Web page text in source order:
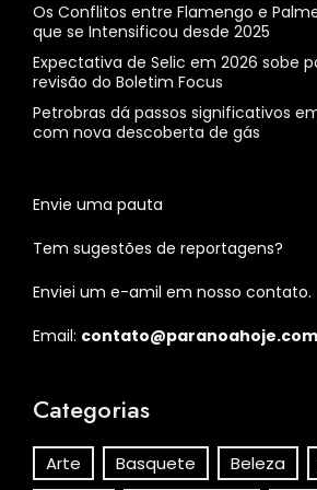
Os Conflitos entre Flamengo e
que se Intensificou desde 2025
Expectativa de Selic em 2026 sobe
revisão do Boletim Focus
Petrobras dá passos significativos
com nova descoberta de gás
Envie uma pauta
Tem sugestões de reportagens?
Enviei um e-amil em nosso contato.
Email:
Categorias
Arte Basquete Beleza